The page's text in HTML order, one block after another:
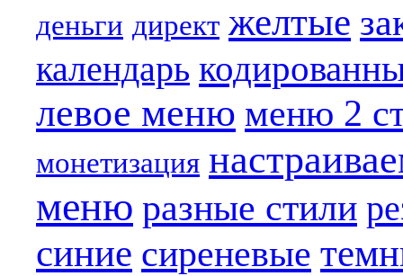
деньги директ желтые
календарь
левое меню меню 2
монетизация
меню разные стили
синие сиреневые